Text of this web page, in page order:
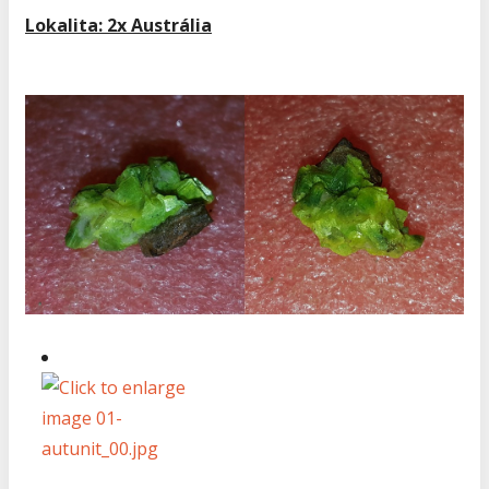
Lokalita: 2x Austrália